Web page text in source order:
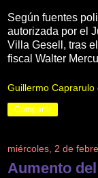
Según fuentes
autorizada por el
Villa Gesell, tras
fiscal Walter
Guillermo Caprarulo
Compartir
miércoles, 2 de
Aumento